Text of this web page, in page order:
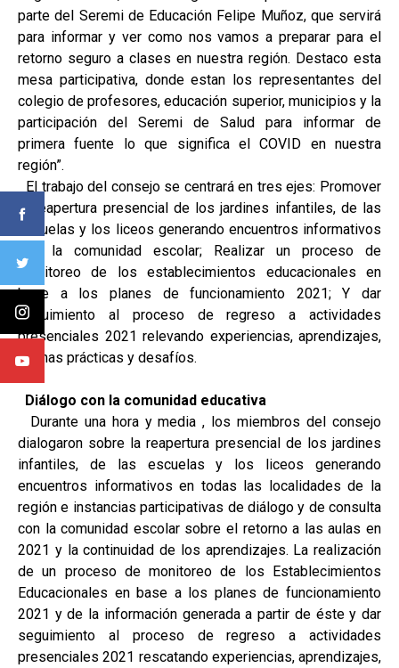
parte del Seremi de Educación Felipe Muñoz, que servirá
para informar y ver como nos vamos a preparar para el
retorno seguro a clases en nuestra región. Destaco esta
mesa participativa, donde estan los representantes del
colegio de profesores, educación superior, municipios y la
participación del Seremi de Salud para informar de
primera fuente lo que significa el COVID en nuestra
región”.
El trabajo del consejo se centrará en tres ejes: Promover
la reapertura presencial de los jardines infantiles, de las
escuelas y los liceos generando encuentros informativos
con la comunidad escolar; Realizar un proceso de
monitoreo de los establecimientos educacionales en
base a los planes de funcionamiento 2021; Y dar
seguimiento al proceso de regreso a actividades
presenciales 2021 relevando experiencias, aprendizajes,
buenas prácticas y desafíos.
Diálogo con la comunidad educativa
Durante una hora y media , los miembros del consejo
dialogaron sobre la reapertura presencial de los jardines
infantiles, de las escuelas y los liceos generando
encuentros informativos en todas las localidades de la
región e instancias participativas de diálogo y de consulta
con la comunidad escolar sobre el retorno a las aulas en
2021 y la continuidad de los aprendizajes. La realización
de un proceso de monitoreo de los Establecimientos
Educacionales en base a los planes de funcionamiento
2021 y de la información generada a partir de éste y dar
seguimiento al proceso de regreso a actividades
presenciales 2021 rescatando experiencias, aprendizajes,